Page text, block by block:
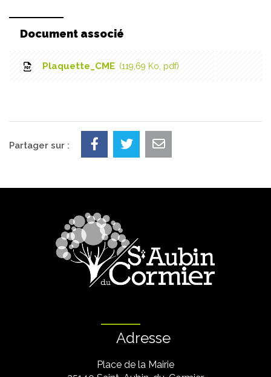
Document associé
Plaquette_CME 119,69 Ko , pdf
Partager sur :
Adresse
Place de la Mairie